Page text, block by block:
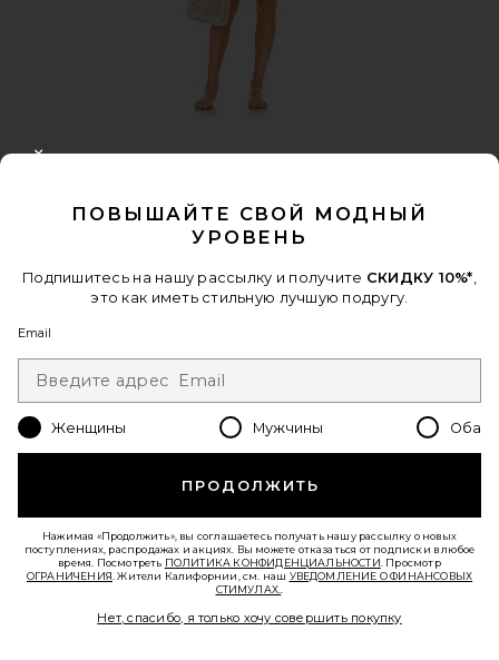
ЛИДЕР ПРОДАЖ
ПЛАТЬЕ FORD MINI
ПОВЫШАЙТЕ СВОЙ МОДНЫЙ
УРОВЕНЬ
Подпишитесь на нашу рассылку и получите СКИДКУ 10%*
это как иметь стильную лучшую подругу.
Email
Женщины Мужчины Оба
ПРОДОЛЖИТЬ
Нажимая «Продолжить», вы соглашаетесь получать нашу рассылку о новых
поступлениях, распродажах и акциях. Вы можете отказаться от подписки в любое
время. Посмотреть ПОЛИТИКА КОНФИДЕНЦИАЛЬНОСТИ . Просмотр
ОГРАНИЧЕНИЯ . Жители Калифорнии, см. наш УВЕДОМЛЕНИЕ О ФИНАНСОВЫХ
СТИМУЛАХ.
Нет, спасибо, я только хочу совершить покупку